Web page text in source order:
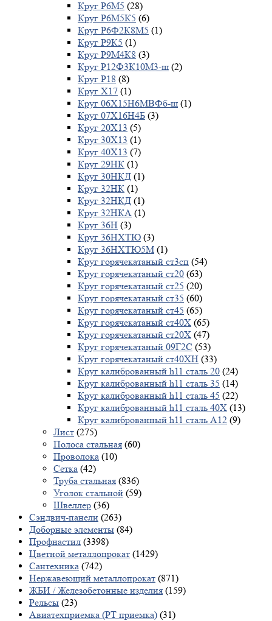
Круг Р6М5 (28)
Круг Р6М5К5 (6)
Круг Р6Ф2К8М5 (1)
Круг Р9К5 (1)
Круг Р9М4К8 (3)
Круг Р12Ф3К10М3-ш (2)
Круг Р18 (8)
Круг Х17 (1)
Круг 06Х15Н6МВФб-ш (1)
Круг 07Х16Н4Б (3)
Круг 20Х13 (5)
Круг 30Х13 (1)
Круг 40Х13 (7)
Круг 29НК (1)
Круг 30НКД (1)
Круг 32НК (1)
Круг 32НКД (1)
Круг 32НКА (1)
Круг 36Н (3)
Круг 36НХТЮ (3)
Круг 36НХТЮ5М (1)
Круг горячекатаный ст3сп (54)
Круг горячекатаный ст20 (63)
Круг горячекатаный ст25 (20)
Круг горячекатаный ст35 (60)
Круг горячекатаный ст45 (65)
Круг горячекатаный ст40Х (65)
Круг горячекатаный ст20Х (47)
Круг горячекатаный 09Г2С (53)
Круг горячекатаный ст40ХН (33)
Круг калиброванный h11 сталь 20 (24)
Круг калиброванный h11 сталь 35 (14)
Круг калиброванный h11 сталь 45 (22)
Круг калиброванный h11 сталь 40X (13)
Круг калиброванный h11 сталь А12 (9)
Лист (275)
Полоса стальная (60)
Проволока (10)
Сетка (42)
Труба стальная (836)
Уголок стальной (59)
Швеллер (36)
Сэндвич-панели (263)
Доборные элементы (84)
Профнастил (3398)
Цветной металлопрокат (1429)
Сантехника (742)
Нержавеющий металлопрокат (871)
ЖБИ / Железобетонные изделия (159)
Рельсы (23)
Авиатехприемка (РТ приемка) (31)